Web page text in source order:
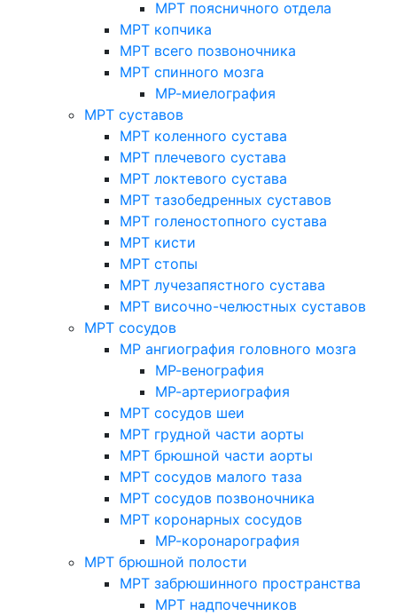
МРТ поясничного отдела
МРТ копчика
МРТ всего позвоночника
МРТ спинного мозга
МР-миелография
МРТ суставов
МРТ коленного сустава
МРТ плечевого сустава
МРТ локтевого сустава
МРТ тазобедренных суставов
МРТ голеностопного сустава
МРТ кисти
МРТ стопы
МРТ лучезапястного сустава
МРТ височно-челюстных суставов
МРТ сосудов
МР ангиография головного мозга
МР-венография
МР-артериография
МРТ сосудов шеи
МРТ грудной части аорты
МРТ брюшной части аорты
МРТ сосудов малого таза
МРТ сосудов позвоночника
МРТ коронарных сосудов
МР-коронарография
МРТ брюшной полости
МРТ забрюшинного пространства
МРТ надпочечников